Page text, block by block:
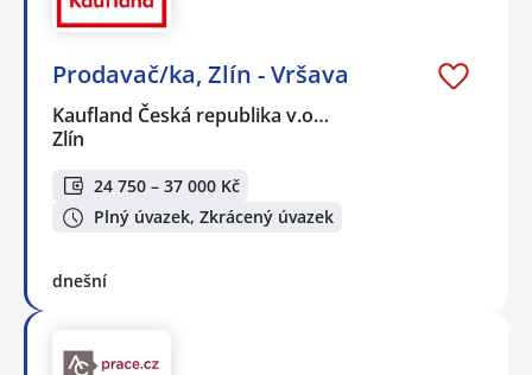
Prodavač/ka, Zlín - Vršava
Kaufland Česká republika v.o…
Zlín
24 750 – 37 000 Kč
Plný úvazek, Zkrácený úvazek
dnešní